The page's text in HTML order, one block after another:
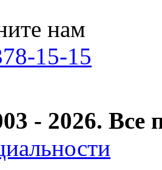
нам
15-15
- 2026.